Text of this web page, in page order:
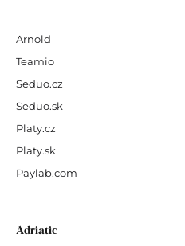
Arnold
Teamio
Seduo.cz
Seduo.sk
Platy.cz
Platy.sk
Paylab.com
Adriatic